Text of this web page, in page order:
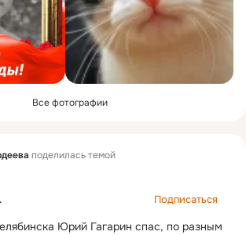
Все фотографии
поделилась темой
Подписаться
Юрий Гагарин спас, по разным